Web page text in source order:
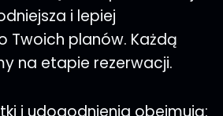
i lepiej
Twoich planów. Każdą
na etapie rezerwacji.
i udogodnienia obejmują: